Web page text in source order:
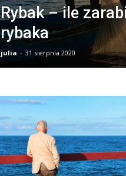
Rybak – ile
rybaka
julia - 31 sierpnia 2020